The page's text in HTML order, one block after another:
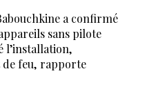
a confirmé
sans pilote
l’installation,
feu, rapporte